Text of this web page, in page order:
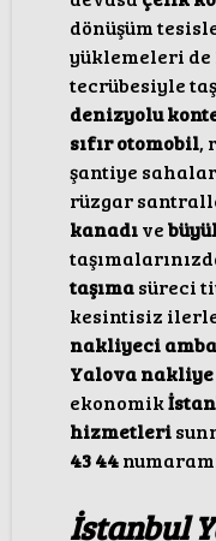
dönüşüm
yüklemeleri
tecrübesiyle
denizyolu
sıfır otomobil,
şantiye
rüzgar
kanadıve
taşımasüreci
kesintisiz
nakliyeci
Yalova
ekonomik
hizmetleri
43 44
İstanbul